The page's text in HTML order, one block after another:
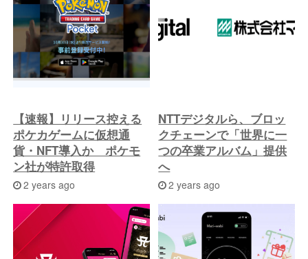
【速報】リリース控える
ポケカゲームに仮想通
貨・NFT導入か ポケモ
ン社が特許取得
2 years ago
NTTデジタルら、ブロッ
クチェーンで「世界に一
つの卒業アルバム」提供
へ
2 years ago